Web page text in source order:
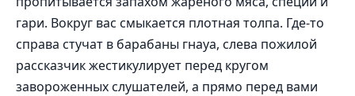
гари. Вокруг вас смыкается плотная толпа. Где-то
справа стучат в барабаны гнауа, слева пожилой
рассказчик жестикулирует перед кругом
завороженных слушателей, а прямо перед вами